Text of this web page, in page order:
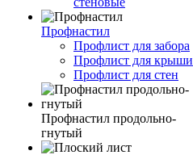
Профнастил
Профлист для забора
Профлист для крыши
Профлист для стен
Профнастил продольно-
гнутый